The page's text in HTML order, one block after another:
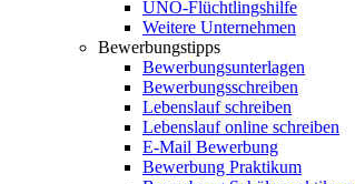
UNO-Flüchtlingshilfe
Weitere Unternehmen
Bewerbungstipps
Bewerbungsunterlagen
Bewerbungsschreiben
Lebenslauf schreiben
Lebenslauf online schreiben
E-Mail Bewerbung
Bewerbung Praktikum